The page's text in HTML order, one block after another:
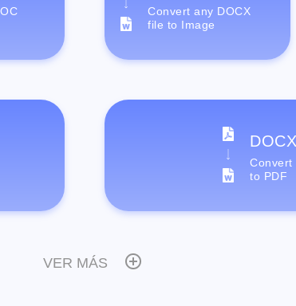
Convert any DOCX
file to Image
Convert
to PDF
VER MÁS